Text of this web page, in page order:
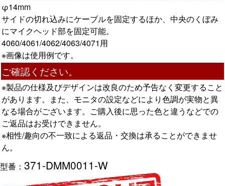
φ14mm
サイドの切れ込みにケーブルを固定するほか、中央のくぼみ
にマイクヘッド部を固定可能。
4060/4061/4062/4063/4071用
※画像は使用例です。
ご確認ください。
※製品の仕様及びデザインは改良のため予告なく変更すること
があります。また、モニタの設定などにより色調が実物と異
なる場合がございます。ご購入後に思った色と違うなどでの
ご返品はお受けできません。
※相性/趣向の不一致による返品・交換は承ることができませ
ん。
型番： 371-DMM0011-W